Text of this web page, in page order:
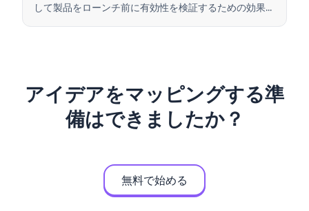
して製品をローンチ前に有効性を検証するための効果的
アイデアをマッピングする準
備はできましたか？
無料で始める